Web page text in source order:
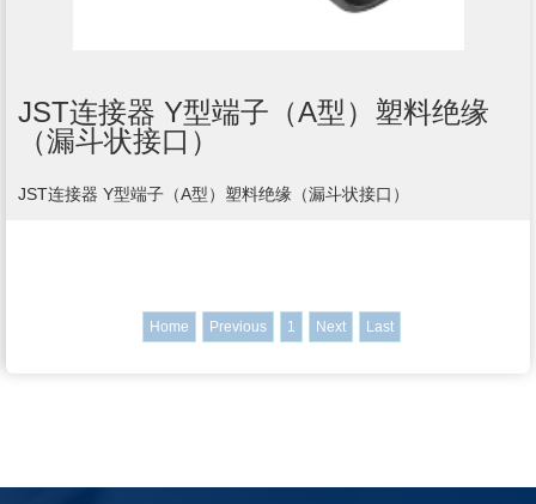
JST连接器 Y型端子（A型）塑料绝缘
（漏斗状接口）
JST连接器 Y型端子（A型）塑料绝缘（漏斗状接口）
Home Previous 1 Next Last